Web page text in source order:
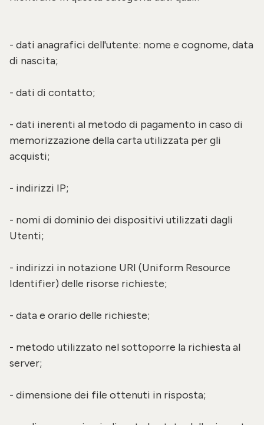
- dati anagrafici dell'utente: nome e cognome, data
di nascita;
- dati di contatto;
- dati inerenti al metodo di pagamento in caso di
memorizzazione della carta utilizzata per gli
acquisti;
- indirizzi IP;
- nomi di dominio dei dispositivi utilizzati dagli
Utenti;
- indirizzi in notazione URI (Uniform Resource
Identifier) delle risorse richieste;
- data e orario delle richieste;
- metodo utilizzato nel sottoporre la richiesta al
server;
- dimensione dei file ottenuti in risposta;